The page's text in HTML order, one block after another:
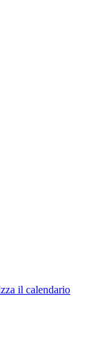
il calendario